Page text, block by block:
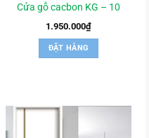
Cửa gỗ cacbon KG – 10
1.950.000₫
ĐẶT HÀNG